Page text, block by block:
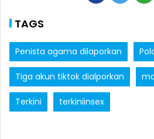
TAGS
Penista agama dilaporkan
Tiga akun tiktok dialporkan
Terkini terkiniinsex